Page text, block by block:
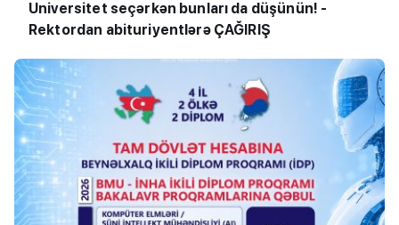
Universitet seçərkən bunları da düşünün! -
Rektordan abituriyentlərə ÇAĞIRIŞ